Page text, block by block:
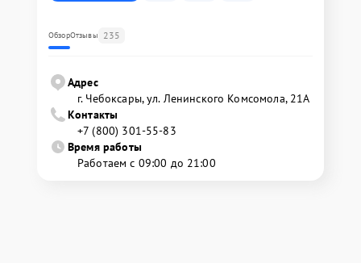
ОбзорОтзывы 235
Адрес
г. Чебоксары, ул. Ленинского Комсомола, 21А
Контакты
+7 (800) 301-55-83
Время работы
Работаем с 09:00 до 21:00